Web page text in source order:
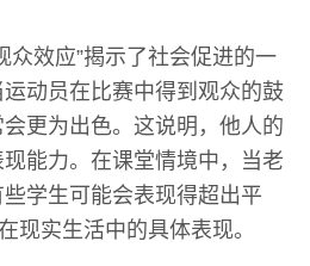
众效应”揭示了社会促进的一
动员在比赛中得到观众的鼓
更为出色。这说明，他人的
能力。在课堂情境中，当老
学生可能会表现得超出平
现实生活中的具体表现。